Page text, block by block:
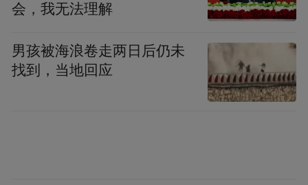
2024年6月，作为载荷专家入选为我国第四批
人飞行任务乘组。
会，我无法理解
男孩被海浪卷走两日后仍未
找到，当地回应